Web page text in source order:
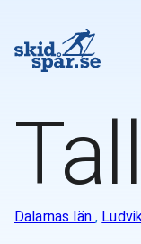
Dalarnas län ,